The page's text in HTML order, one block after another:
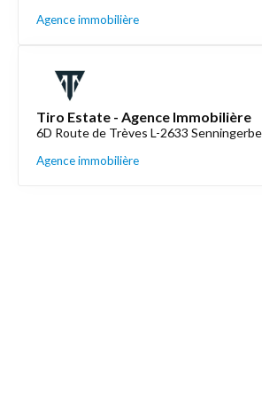
Agence immobilière
Tiro Estate - Agence Immobilière
6D Route de Trèves L-2633
Agence immobilière